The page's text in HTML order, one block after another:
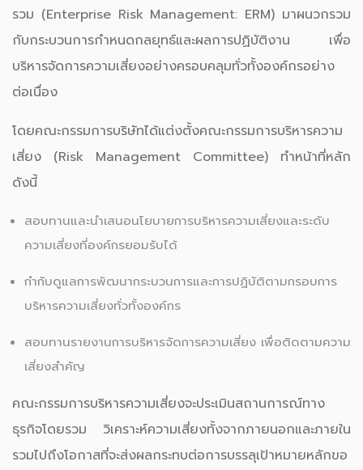
รวม (Enterprise Risk Management: ERM) มาผนวกรวม
กับกระบวนการกำหนดกลยุทธ์และผลการปฏิบัติงาน เพื่อ
บริหารจัดการความเสี่ยงอย่างครอบคลุมทั่วทั้งองค์กรอย่าง
ต่อเนื่อง
โดยคณะกรรมการบริษัทได้แต่งตั้งคณะกรรมการบริหารความ
เสี่ยง (Risk Management Committee) ทำหน้าที่หลัก
ดังนี้
สอบทานและนำเสนอนโยบายการบริหารความเสี่ยงและระดับ
ความเสี่ยงที่องค์กรยอมรับได้
กำกับดูแลการพัฒนากระบวนการและการปฏิบัติตามกรอบการ
บริหารความเสี่ยงทั่วทั้งองค์กร
สอบทานรายงานการบริหารจัดการความเสี่ยง เพื่อติดตามความ
เสี่ยงสำคัญ
คณะกรรมการบริหารความเสี่ยงจะประเมินสถานการณ์ทาง
ธุรกิจโดยรวม วิเคราะห์ความเสี่ยงทั้งจากภายนอกและภายใน
รวมไปถึงโอกาสที่จะส่งผลกระทบต่อการบรรลุเป้าหมายหลักขอ